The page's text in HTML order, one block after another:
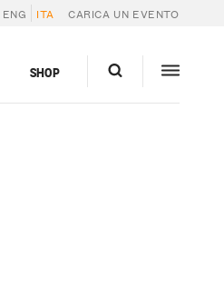
ENG ITA CARICA UN EVENTO
SHOP